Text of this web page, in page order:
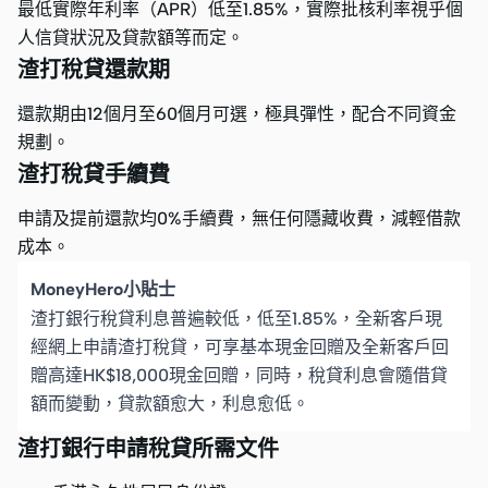
最低實際年利率（APR）低至1.85%，實際批核利率視乎個
人信貸狀況及貸款額等而定。
渣打稅貸還款期
還款期由12個月至60個月可選，極具彈性，配合不同資金
規劃。
渣打稅貸手續費
申請及提前還款均0%手續費，無任何隱藏收費，減輕借款
成本。
MoneyHero小貼士
渣打銀行稅貸利息普遍較低，低至1.85%，全新客戶現
經網上申請渣打稅貸，可享基本現金回贈及全新客戶回
贈高達HK$18,000現金回贈，同時，稅貸利息會隨借貸
額而變動，貸款額愈大，利息愈低。
渣打銀行申請稅貸所需文件